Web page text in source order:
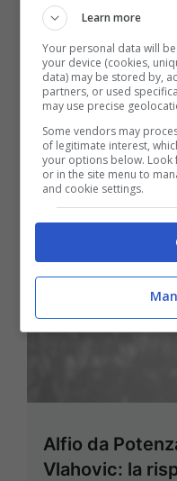
Tennis, Del
lacrime a
Alfio da
Vlahovic: la
Learn more
Your personal data will
your device (cookies,
data) may be stored by,
partners, or used
may use precise
Some vendors may
of legitimate interest,
your options below.
or in the site menu to
and cookie settings.